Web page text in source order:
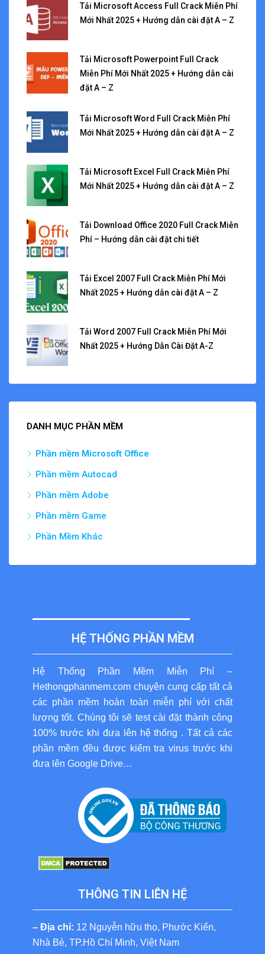
Tải Microsoft Access Full Crack Miễn Phí
Mới Nhất 2025 + Hướng dẫn cài đặt A – Z
Tải Microsoft Powerpoint Full Crack
Miễn Phí Mới Nhất 2025 + Hướng dẫn cài
đặt A – Z
Tải Microsoft Word Full Crack Miễn Phí
Mới Nhất 2025 + Hướng dẫn cài đặt A – Z
Tải Microsoft Excel Full Crack Miễn Phí
Mới Nhất 2025 + Hướng dẫn cài đặt A – Z
Tải Download Office 2020 Full Crack Miễn
Phí – Hướng dẫn cài đặt chi tiết
Tải Excel 2007 Full Crack Miễn Phí Mới
Nhất 2025 + Hướng dẫn cài đặt A – Z
Tải Word 2007 Full Crack Miễn Phí Mới
Nhất 2025 + Hướng Dẫn Cài Đặt A-Z
DANH MỤC PHẦN MỀM
Phần mềm Microsoft Office
Phần mềm Autocad
Phần mềm Adobe
Phần mềm Game
Phần Mềm Khác
HỆ THỐNG PHẦN MỀM
Hệ Thống Phần Mềm Miễn Phí –
Hethongphanmem.com chuyên cung cấp tất cả
các phần mềm hoàn toàn miễn phí với chất
lượng tốt. Chúng tôi sẽ test cài đặt thành công
100% trước khi đưa lên hệ thống . Tất cả các
phần mềm đều được kiểm tra virus trước khi
đưa lên Google Drive…
THÔNG TIN LIÊN HỆ
– Địa chỉ: 12 Nguyễn hữu thọ, Phước Kiển,
Nhà Bè, TP.Hồ Chí Minh, Việt Nam